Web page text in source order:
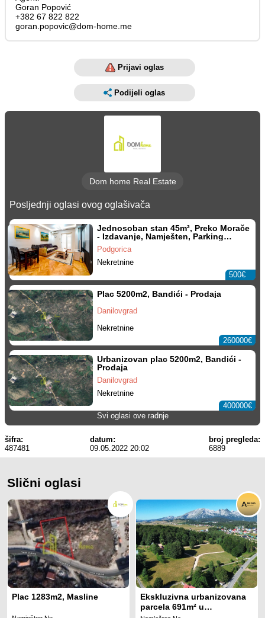
Goran Popović
+382 67 822 822
goran.popovic@dom-home.me
Prijavi oglas
Podijeli oglas
Dom home Real Estate
Posljednji oglasi ovog oglašivača
Jednosoban stan 45m², Preko Morače
- Izdavanje, Namješten, Parking
mjesto
Podgorica
Nekretnine
500€
Plac 5200m2, Bandići - Prodaja
Danilovgrad
Nekretnine
260000€
Urbanizovan plac 5200m2, Bandići -
Prodaja
Danilovgrad
Nekretnine
400000€
Svi oglasi ove radnje
šifra:
487481
datum:
09.05.2022 20:02
broj pregleda:
6889
Slični oglasi
Plac 1283m2, Masline
Ekskluzivna urbanizovana
parcela 691m² u